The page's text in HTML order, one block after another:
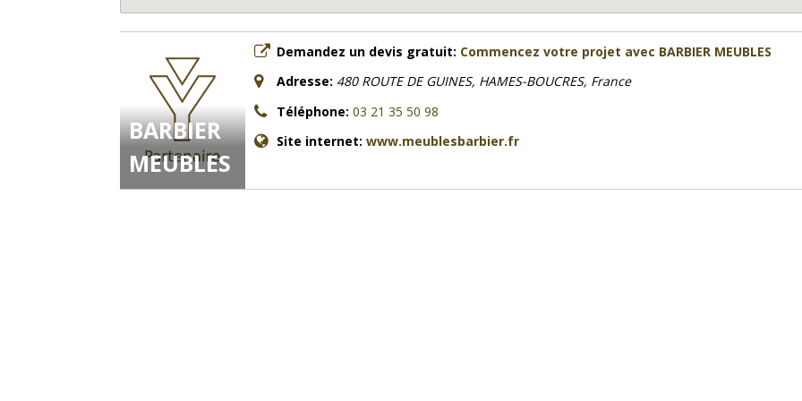
BARBIER
MEUBLES
Demandez un devis gratuit: Commencez votre projet avec BARBIER MEUBLES
Adresse: 480 ROUTE DE GUINES, HAMES-BOUCRES, France
Téléphone: 03 21 35 50 98
Site internet: www.meublesbarbier.fr